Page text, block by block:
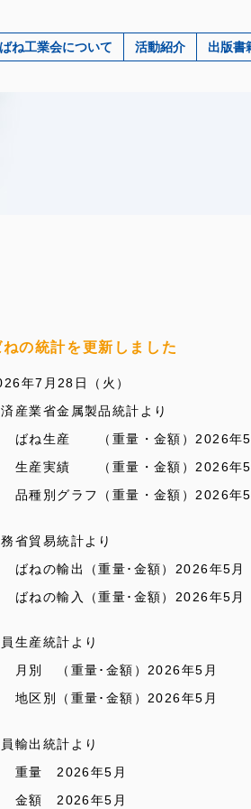
ばね工業会について 活動紹介 出版書
ねの統計を更新しました
年7月28日（火）
産業省金属製品統計より
ばね生産 （重量・金額）2026年5
生産実績 （重量・金額）2026年5
品種別グラフ（重量・金額）2026年5
省貿易統計より
ばねの輸出（重量･金額）2026年5月
ばねの輸入（重量･金額）2026年5月
生産統計より
月別 （重量･金額）2026年5月
地区別（重量･金額）2026年5月
輸出統計より
重量 2026年5月
金額 2026年5月